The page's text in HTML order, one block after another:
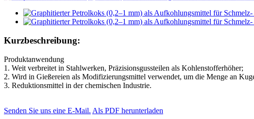
Kurzbeschreibung:
Produktanwendung
1. Weit verbreitet in Stahlwerken, Präzisionsgussteilen als Kohlenstofferhöher;
2. Wird in Gießereien als Modifizierungsmittel verwendet, um die Menge an
3. Reduktionsmittel in der chemischen Industrie.
Senden Sie uns eine E-Mail. Als PDF herunterladen